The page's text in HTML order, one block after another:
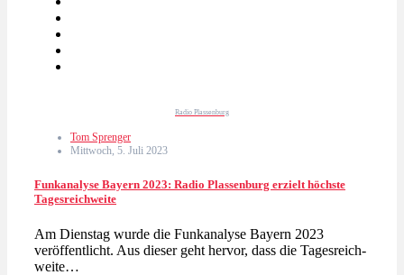
Radio Plassenburg
Tom Sprenger
Mittwoch, 5. Juli 2023
Funkanalyse Bayern 2023: Radio Plassenburg erzielt höchste
Tagesreichweite
Am Dienstag wurde die Funkanalyse Bayern 2023
veröffentlicht. Aus dieser geht hervor, dass die Tagesreich­
weite…